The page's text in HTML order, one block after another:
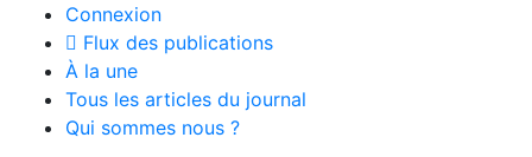
Connexion
Flux des publications
À la une
Tous les articles du journal
Qui sommes nous ?